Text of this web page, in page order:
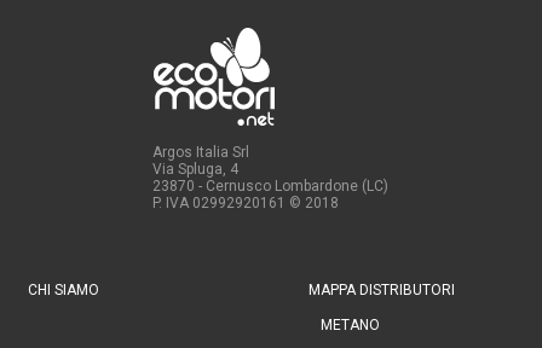
Argos Italia Srl
Via Spluga, 4
23870 - Cernusco Lombardone (LC)
P. IVA 02992920161 © 2018
CHI SIAMO MAPPA DISTRIBUTORI
METANO